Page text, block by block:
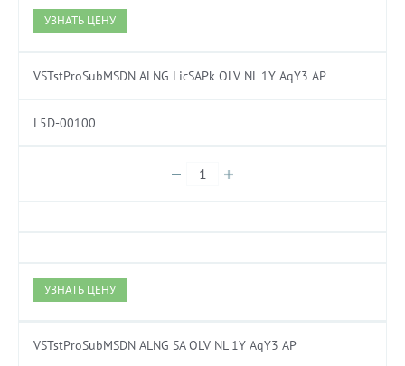
УЗНАТЬ ЦЕНУ
VSTstProSubMSDN ALNG LicSAPk OLV NL 1Y AqY3 AP
L5D-00100
УЗНАТЬ ЦЕНУ
VSTstProSubMSDN ALNG SA OLV NL 1Y AqY3 AP